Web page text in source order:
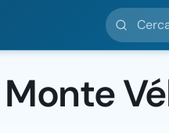
Cerca